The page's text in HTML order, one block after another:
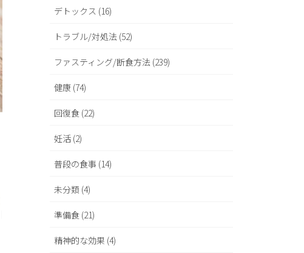
デトックス (16)
トラブル/対処法 (52)
ファスティング/断食方法 (239)
健康 (74)
回復食 (22)
妊活 (2)
普段の食事 (14)
未分類 (4)
準備食 (21)
精神的な効果 (4)